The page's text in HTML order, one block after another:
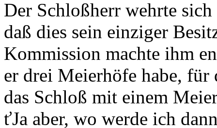
Der Schloßherr wehrte
daß dies sein einziger
Kommission machte ihm
er drei Meierhöfe habe, für
das Schloß mit einem
ťJa aber, wo werde ich